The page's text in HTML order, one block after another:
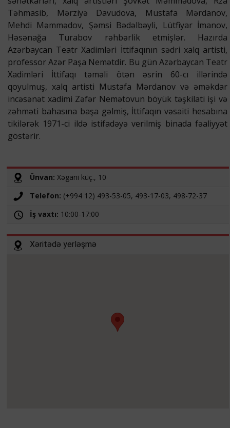
Təhmasib, Mərziyə Davudova, Mustafa Mərdanov,
Mehdi Məmmədov, Şəmsi Bədəlbəyli, Lütfiyar İmanov,
Həsənağa Turabov rəhbərlik etmişlər. Hazırda
Azərbaycan Teatr Xadimləri İttifaqının sədri xalq artisti,
professor Azər Paşa Nemətdir. Bu gün Azərbaycan Teatr
Xadimləri İttifaqı təməli ötən əsrin 60-cı illərində
qoyulmuş, xalq artisti Mustafa Mərdanov və əməkdar
incəsənət xadimi Zəfər Nemətovun böyük təşkilati işi və
zəhməti bahasına başa gəlmiş, İttifaqın vəsaiti hesabına
tikilərək 1971-ci ildə istifadəyə verilmiş binada fəaliyyət
göstərir.
Ünvan: Xəgani küç., 10
Telefon: (+994 12) 493-53-05, 493-17-03, 498-72-37
İş vaxtı: 10:00-17:00
Xəritədə yerləşmə